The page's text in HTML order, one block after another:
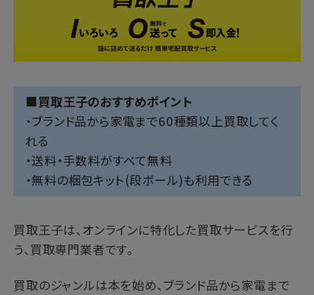
■買取王子のおすすめポイント
・ブランド品から家電まで60種類以上買取してく
れる
・送料・手数料がすべて無料
・無料の梱包キット(段ボール)も利用できる
買取王子は、オンラインに特化した買取サービスを行
う、買取専門業者です。
買取のジャンルは本を始め、ブランド品から家電まで